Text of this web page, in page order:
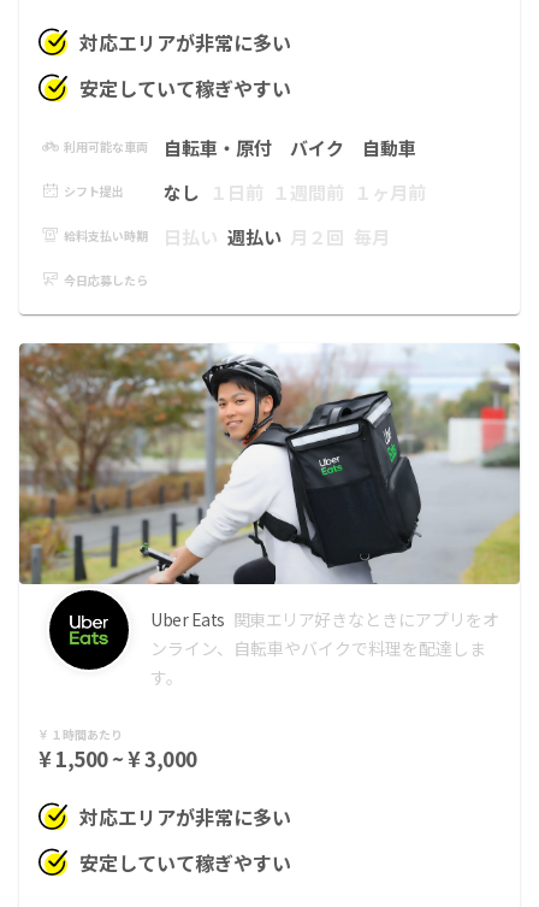
対応エリアが非常に多い
安定していて稼ぎやすい
利用可能な車両 自転車・原付 バイク 自動車
シフト提出 なし １日前 １週間前 １ヶ月前
給料支払い時期 日払い 週払い 月２回 毎月
今日応募したら
Uber Eats 関東エリア好きなときにアプリをオ
ンライン、自転車やバイクで料理を配達しま
す。
１時間あたり
¥ 1,500 ~ ¥ 3,000
対応エリアが非常に多い
安定していて稼ぎやすい